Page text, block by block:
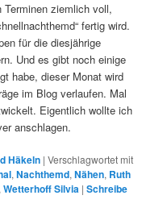
ziemlich voll,
fertig wird.
für die diesjährige
Und es gibt noch einige
habe, dieser Monat wird
im Blog verlaufen. Mal
Eigentlich wollte ich
anschlagen.
Häkeln |Verschlagwortet mit
,Nachthemd,Nähen, Ruth
,Wetterhoff Silvia |Schreibe